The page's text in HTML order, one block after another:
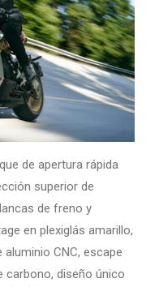
de apertura rápida
superior de
de freno y
en plexiglás amarillo,
CNC, escape
carbono, diseño único